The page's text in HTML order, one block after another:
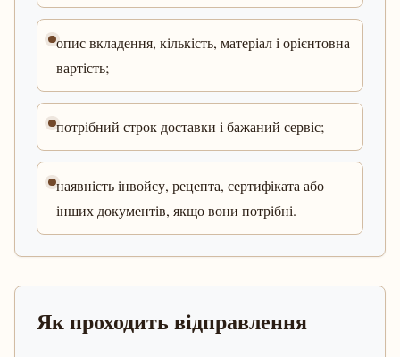
опис вкладення, кількість, матеріал і орієнтовна
вартість;
потрібний строк доставки і бажаний сервіс;
наявність інвойсу, рецепта, сертифіката або
інших документів, якщо вони потрібні.
Як проходить відправлення